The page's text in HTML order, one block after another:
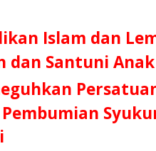
Islam dan
dan Santuni